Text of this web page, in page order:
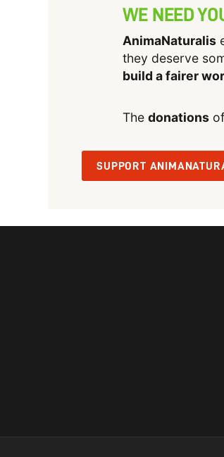
WE NEED
AnimaNaturalis
they deserve
build a fairer
The donationsof
SUPPORT